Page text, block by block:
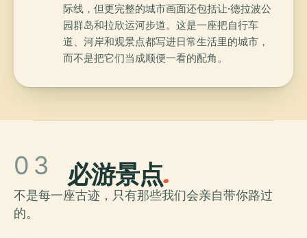
际线，但更完整的城市画面还包括让·德拉波公
园群岛和拉欣运河步道。这是一座把自行车
道、河岸和观景点都写进日常生活里的城市，
而不是把它们当成顺便一看的配角。
03 必游景点.
不是每一座古迹，只有那些我们会亲自带你路过
的。